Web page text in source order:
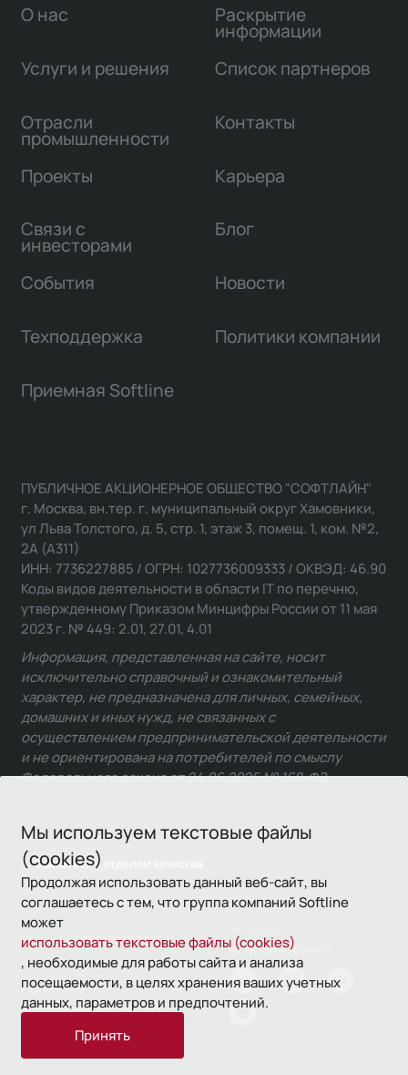
Мы используем текстовые файлы
(cookies)
Продолжая использовать данный веб-сайт, вы
соглашаетесь с тем, что группа компаний Softline
может
использовать текстовые файлы (cookies)
, необходимые для работы сайта и анализа
посещаемости, в целях хранения ваших учетных
данных, параметров и предпочтений.
Принять
О нас
Услуги и решения
Отрасли
промышленности
Проекты
Связи с
инвесторами
Раскрытие
информации
Список партнеров
Контакты
Карьера
Блог
События Новости
Техподдержка Политики компании
Приемная Softline
Связаться с отделом качества
ПУБЛИЧНОЕ АКЦИОНЕРНОЕ ОБЩЕСТВО "СОФТЛАЙН"
г. Москва, вн.тер. г. муниципальный округ Хамовники,
ул Льва Толстого, д. 5, стр. 1, этаж 3, помещ. 1, ком. №2,
2А (А311)
ИНН: 7736227885 / ОГРН: 1027736009333 / ОКВЭД: 46.90
Коды видов деятельности в области IT по перечню,
утвержденному Приказом Минцифры России от 11 мая
2023 г. № 449: 2.01, 27.01, 4.01
Информация, представленная на сайте, носит
исключительно справочный и ознакомительный
характер, не предназначена для личных, семейных,
домашних и иных нужд, не связанных с
осуществлением предпринимательской деятельности
и не ориентирована на потребителей по смыслу
Федерального закона от 24.06.2025 № 168-ФЗ.
© 1993—2026 Softline
использования
Политика
конфиденциальности